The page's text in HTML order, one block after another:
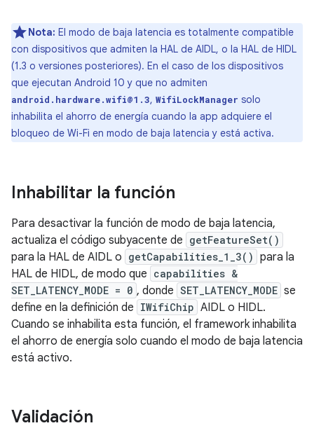
Nota: El modo de baja latencia es totalmente compatible
con dispositivos que admiten la HAL de AIDL, o la HAL de HIDL
(1.3 o versiones posteriores). En el caso de los dispositivos
que ejecutan Android 10 y que no admiten
android.hardware.wifi@1.3, WifiLockManager solo
inhabilita el ahorro de energía cuando la app adquiere el
bloqueo de Wi-Fi en modo de baja latencia y está activa.
Inhabilitar la función
Para desactivar la función de modo de baja latencia,
actualiza el código subyacente de getFeatureSet()
para la HAL de AIDL o getCapabilities_1_3() para la
HAL de HIDL, de modo que capabilities &
SET_LATENCY_MODE = 0 , donde SET_LATENCY_MODE se
define en la definición de IWifiChip AIDL o HIDL.
Cuando se inhabilita esta función, el framework inhabilita
el ahorro de energía solo cuando el modo de baja latencia
está activo.
Validación